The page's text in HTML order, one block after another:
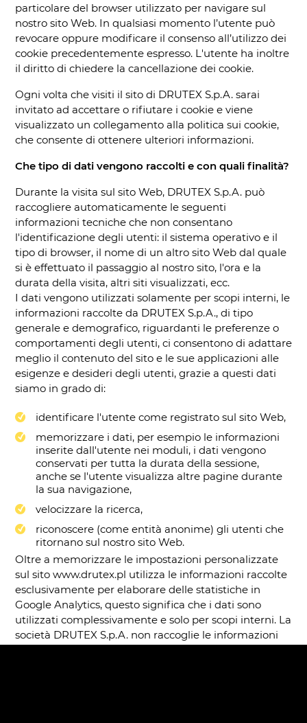
particolare del browser utilizzato per navigare sul
nostro sito Web. In qualsiasi momento l’utente può
revocare oppure modificare il consenso all’utilizzo dei
cookie precedentemente espresso. L'utente ha inoltre
il diritto di chiedere la cancellazione dei cookie.
Ogni volta che visiti il sito di DRUTEX S.p.A. sarai
invitato ad accettare o rifiutare i cookie e viene
visualizzato un collegamento alla politica sui cookie,
che consente di ottenere ulteriori informazioni.
Che tipo di dati vengono raccolti e con quali finalità?
Durante la visita sul sito Web, DRUTEX S.p.A. può
raccogliere automaticamente le seguenti
informazioni tecniche che non consentano
l'identificazione degli utenti: il sistema operativo e il
tipo di browser, il nome di un altro sito Web dal quale
si è effettuato il passaggio al nostro sito, l'ora e la
durata della visita, altri siti visualizzati, ecc.
I dati vengono utilizzati solamente per scopi interni, le
informazioni raccolte da DRUTEX S.p.A., di tipo
generale e demografico, riguardanti le preferenze o
comportamenti degli utenti, ci consentono di adattare
meglio il contenuto del sito e le sue applicazioni alle
esigenze e desideri degli utenti, grazie a questi dati
siamo in grado di:
identificare l'utente come registrato sul sito Web,
memorizzare i dati, per esempio le informazioni
inserite dall'utente nei moduli, i dati vengono
conservati per tutta la durata della sessione,
anche se l'utente visualizza altre pagine durante
la sua navigazione,
velocizzare la ricerca,
riconoscere (come entità anonime) gli utenti che
ritornano sul nostro sito Web.
Oltre a memorizzare le impostazioni personalizzate
sul sito www.drutex.pl utilizza le informazioni raccolte
esclusivamente per elaborare delle statistiche in
Google Analytics, questo significa che i dati sono
utilizzati complessivamente e solo per scopi interni. La
società DRUTEX S.p.A. non raccoglie le informazioni